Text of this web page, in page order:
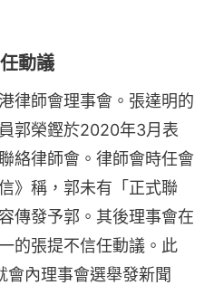
動議
律師會理事會。張達明的
郭榮鏗於2020年3月表
絡律師會。律師會時任會
》稱，郭未有「正式聯
傳發予郭。其後理事會在
的張提不信任動議。此
會內理事會選舉發新聞